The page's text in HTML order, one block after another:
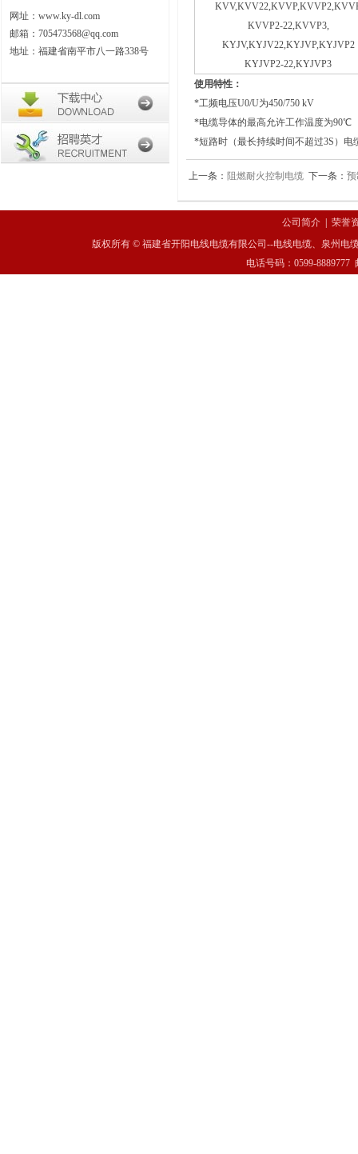
网址：www.ky-dl.com
邮箱：705473568@qq.com
地址：福建省南平市八一路338号
KVVP2-22,KVVP3,
KYJV,KYJV22,KYJVP,KYJVP2
KYJVP2-22,KYJVP3
使用特性：
*工频电压U0/U为450/750 kV
*电缆导体的最高允许工作温度为90℃
*短路时（最长持续时间不超过3S）
上一条： 阻燃耐火控制电缆 下一条：
公司简介
荣誉
版权所有 © 福建省开阳电线电缆有限公司--电线电缆、泉州电
电话号码：0599-8889777